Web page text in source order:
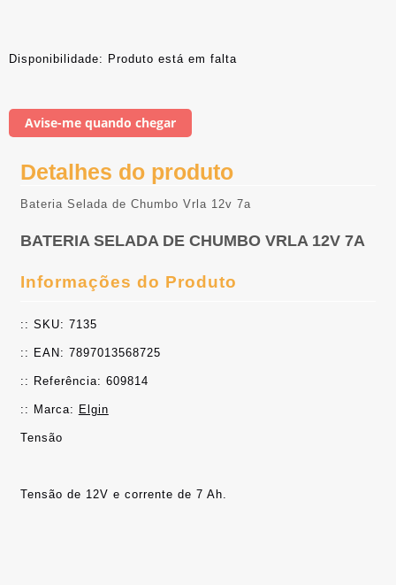
Disponibilidade: Produto está em falta
Avise-me quando chegar
Detalhes do produto
Bateria Selada de Chumbo Vrla 12v 7a
BATERIA SELADA DE CHUMBO VRLA 12V 7A
Informações do Produto
:: SKU: 7135
:: EAN: 7897013568725
:: Referência: 609814
:: Marca: Elgin